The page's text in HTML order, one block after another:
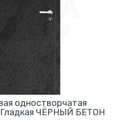
одностворчатая
Гладкая ЧЁРНЫЙ БЕТОН